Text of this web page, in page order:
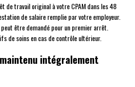
de travail original à votre CPAM dans les 48
de salaire remplie par votre employeur.
être demandé pour un premier arrêt.
de soins en cas de contrôle ultérieur.
intégralement